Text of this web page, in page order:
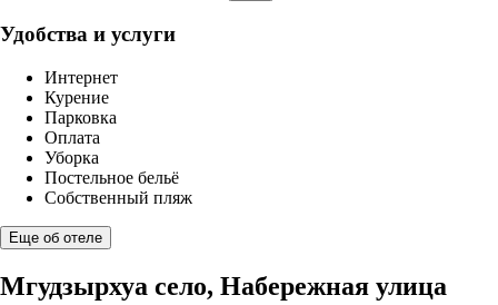
Удобства и услуги
Интернет
Курение
Парковка
Оплата
Уборка
Постельное бельё
Собственный пляж
Еще об отеле
Мгудзырхуа село, Набережная улица